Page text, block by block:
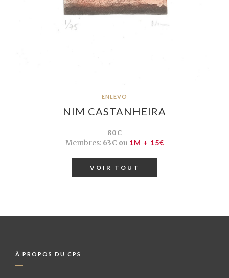
ENLEVO
NIM CASTANHEIRA
80€
Membres:63€ ou 1M + 15€
VOIR TOUT
À PROPOS DU CPS